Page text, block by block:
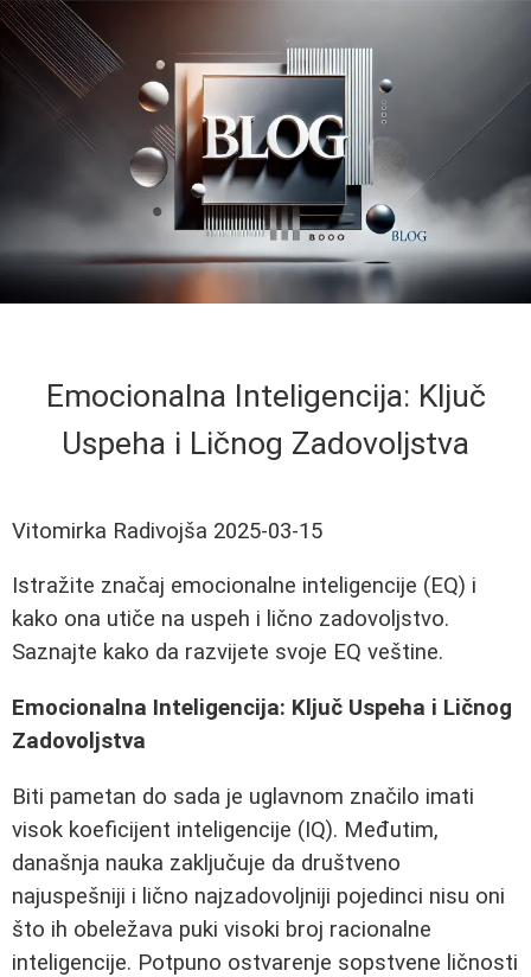
Emocionalna Inteligencija: Ključ
Uspeha i Ličnog Zadovoljstva
Vitomirka Radivojša 2025-03-15
Istražite značaj emocionalne inteligencije (EQ) i
kako ona utiče na uspeh i lično zadovoljstvo.
Saznajte kako da razvijete svoje EQ veštine.
Emocionalna Inteligencija: Ključ Uspeha i Ličnog
Zadovoljstva
Biti pametan do sada je uglavnom značilo imati
visok koeficijent inteligencije (IQ). Međutim,
današnja nauka zaključuje da društveno
najuspešniji i lično najzadovoljniji pojedinci nisu oni
što ih obeležava puki visoki broj racionalne
inteligencije. Potpuno ostvarenje sopstvene ličnosti